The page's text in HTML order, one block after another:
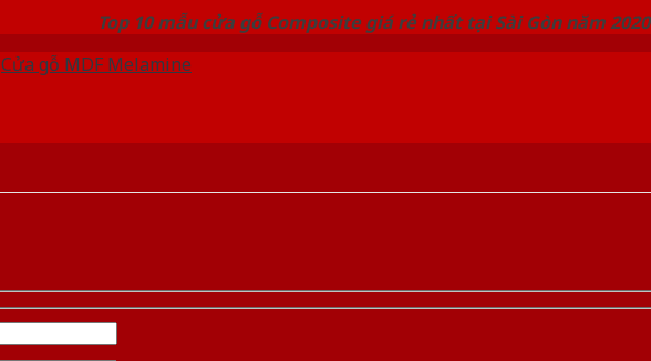
Top 10 mẫu cửa gỗ Composite giá rẻ nhất tại Sài Gòn năm 2020
Cửa gỗ MDF Melamine